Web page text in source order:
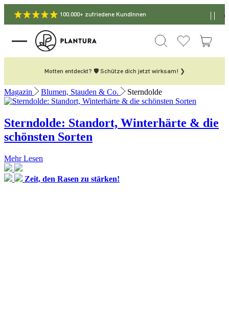
100.000+ zufriedene KundInnen
Motten entdeckt? 🛡️ Schütze dich jetzt wirksam! ❯
Magazin Blumen, Stauden & Co. Sterndolde
Sterndolde: Standort, Winterhärte & die
schönsten Sorten
Mehr Lesen
Zeit, den Rasen zu stärken!